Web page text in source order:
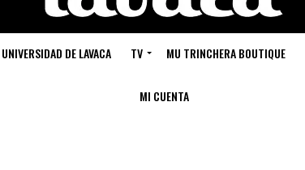
UNIVERSIDAD DE LAVACA TV MU TRINCHERA BOUTIQUE
MI CUENTA